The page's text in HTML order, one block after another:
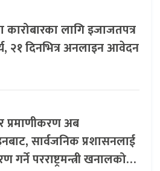
कारोबारका लागि इजाजतपत्र
२१ दिनभित्र अनलाइन आवेदन
अब
सार्वजनिक प्रशासनलाई
गर्ने परराष्ट्रमन्त्री खनालको…